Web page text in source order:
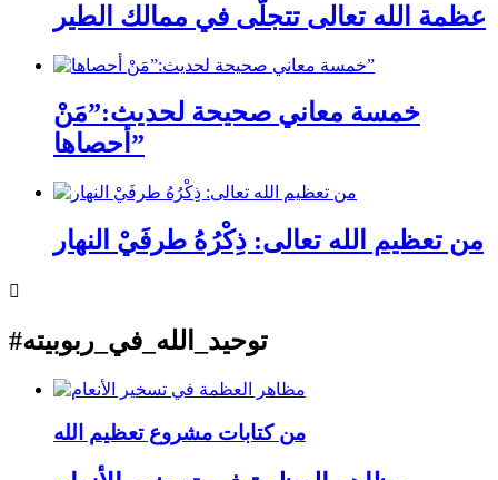
عظمة الله تعالى تتجلَّى في ممالك الطير
خمسة معاني صحيحة لحديث:”مَنْ
أحصاها”
من تعظيم الله تعالى: ذِكْرُهُ طرفَيْ النهار
#توحيد_الله_في_ربوبيته
من كتابات مشروع تعظيم الله